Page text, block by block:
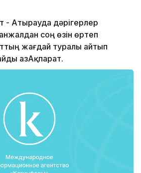
- Атырауда дәрігерлер
соң өзін өртеп
жағдай туралы айтып
ҚазАқпарат.